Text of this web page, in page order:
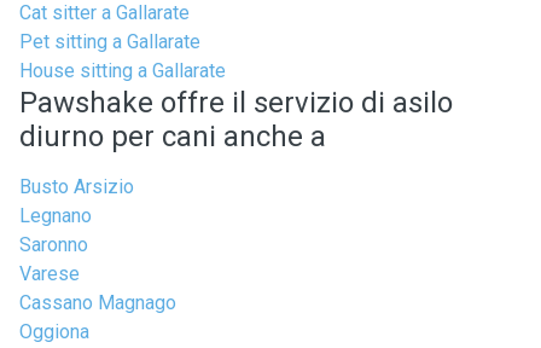
Cat sitter a Gallarate
Pet sitting a Gallarate
House sitting a Gallarate
Pawshake offre il servizio di asilo
diurno per cani anche a
Busto Arsizio
Legnano
Saronno
Varese
Cassano Magnago
Oggiona